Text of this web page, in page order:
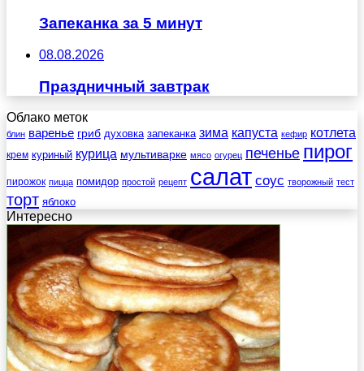
Запеканка за 5 минут
08.08.2026
Праздничный завтрак
Облако меток
блин варенье гриб духовка запеканка зима капуста кефир котлета
крем куриный курица мультиварке мясо огурец печенье пирог
пирожок пицца помидор простой рецепт салат соус творожный тест
торт яблоко
Интересно